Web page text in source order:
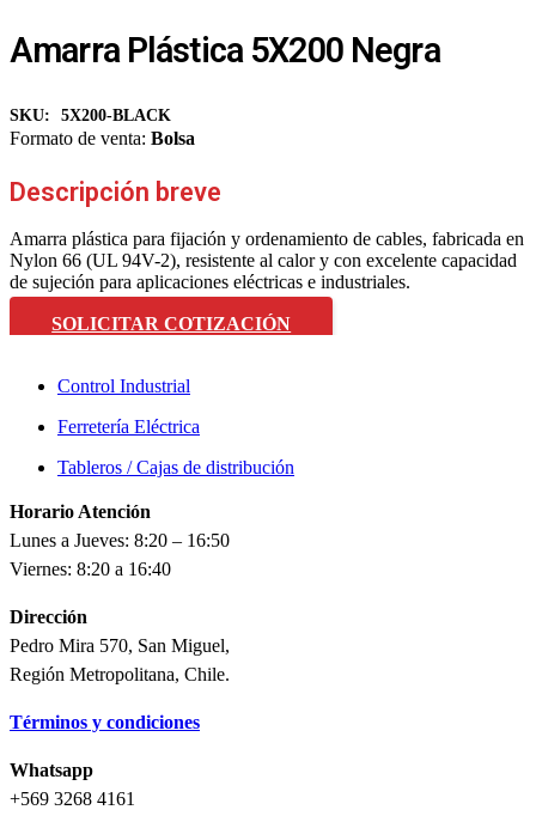
Amarra Plástica 5X200 Negra
SKU: 5X200-BLACK
Formato de venta: Bolsa
Descripción breve
Amarra plástica para fijación y ordenamiento de cables, fabricada en
Nylon 66 (UL 94V-2), resistente al calor y con excelente capacidad
de sujeción para aplicaciones eléctricas e industriales.
SOLICITAR COTIZACIÓN
Control Industrial
Ferretería Eléctrica
Tableros / Cajas de distribución
Horario Atención
Lunes a Jueves: 8:20 – 16:50
Viernes: 8:20 a 16:40
Dirección
Pedro Mira 570, San Miguel,
Región Metropolitana, Chile.
Términos y condiciones
Whatsapp
+569 3268 4161